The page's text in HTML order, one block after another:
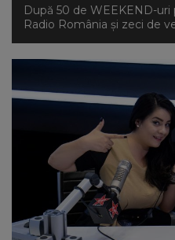
După 50 de WEEKEND-
Radio România și zeci de